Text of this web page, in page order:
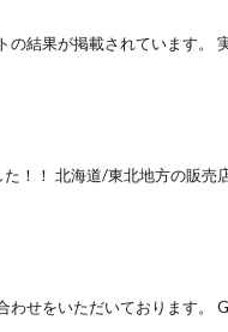
結果が掲載されています。
！！ 北海道/東北地方の販売
わせをいただいております。